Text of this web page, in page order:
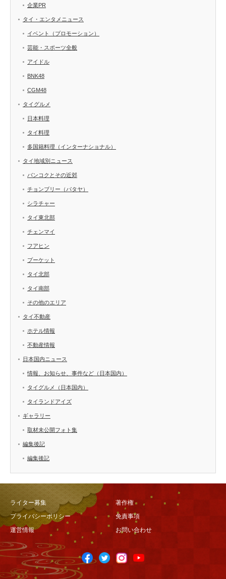
企業PR
タイ・エンタメニュース
イベント（プロモーション）
芸能・スポーツ全般
アイドル
BNK48
CGM48
タイグルメ
日本料理
タイ料理
多国籍料理（インターナショナル）
タイ地域別ニュース
バンコクとその近郊
チョンブリー（パタヤ）
シラチャー
タイ東北部
チェンマイ
フアヒン
プーケット
タイ北部
タイ南部
その他のエリア
タイ不動産
ホテル情報
不動産情報
日本国内ニュース
情報、お知らせ、事件など（日本国内）
タイグルメ（日本国内）
タイランドアイズ
ギャラリー
取材未公開フォト集
編集後記
編集後記
ライター募集
著作権
プライバシーポリシー
免責事項
運営情報
お問い合わせ